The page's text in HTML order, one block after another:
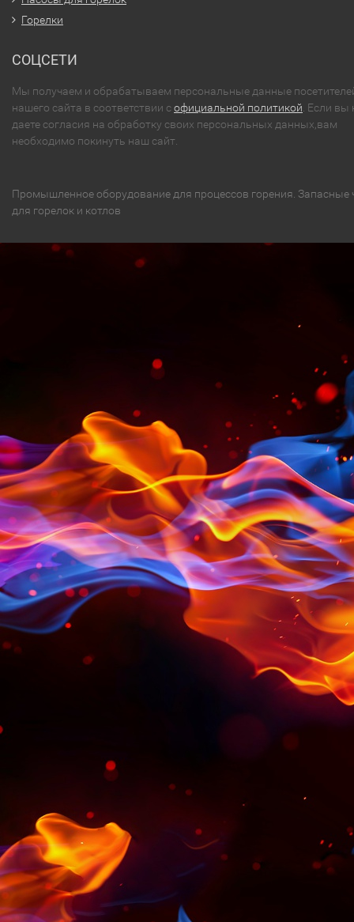
Горелки
СОЦСЕТИ
Мы получаем и обрабатываем персональные данные
нашего сайта в соответствии софициальной политикой . Если вы
даете согласия на обработку своих персональных данных,вам
необходимо покинуть наш сайт.
Промышленное оборудование для процессов горения. Запасные
для горелок и котлов